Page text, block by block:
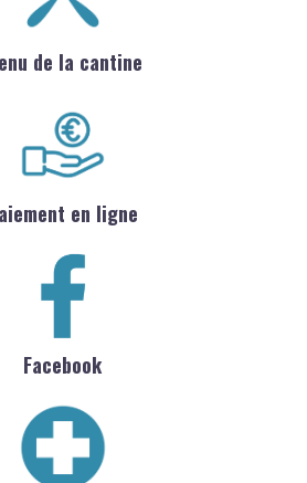
de la cantine
en ligne
Facebook